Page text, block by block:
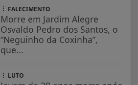
FALECIMENTO
Morre em Jardim Alegre
Osvaldo Pedro dos Santos, o
“Neguinho da Coxinha”,
que...
LUTO